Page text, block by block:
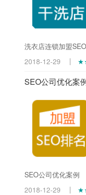
洗衣店连锁加盟SEO
2018-12-29
SEO公司优化案
SEO公司优化案例
2018-12-29